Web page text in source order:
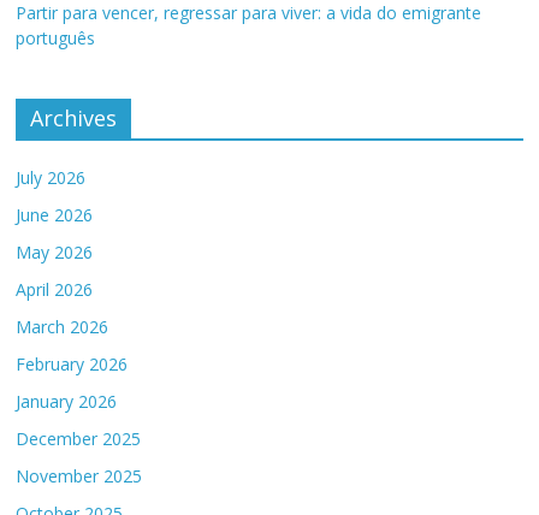
Partir para vencer, regressar para viver: a vida do emigrante
português
Archives
July 2026
June 2026
May 2026
April 2026
March 2026
February 2026
January 2026
December 2025
November 2025